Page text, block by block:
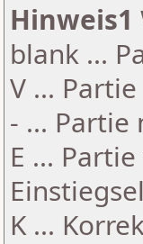
Hinweis1
blank ...
V ...
- ... Partie
E ...
K ...